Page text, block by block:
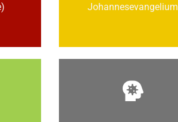
Johannes­­evangelium